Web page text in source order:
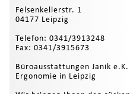
Felsenkellerstr. 1
04177 Leipzig
Telefon: 0341/3913248
Fax: 0341/3915673
Büroausstattungen Janik
Ergonomie in Leipzig